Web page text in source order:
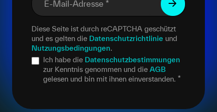
E-Mail-Adresse *
Diese Seite ist durch reCAPTCHA geschützt
und es gelten die Datenschutzrichtlinie und
Nutzungsbedingungen.
Ich habe die Datenschutzbestimmungen
zur Kenntnis genommen und die AGB
gelesen und bin mit ihnen einverstanden. *